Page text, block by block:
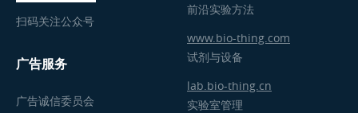
扫码关注公众号
广告服务
广告诚信委员会
前沿实验方法
www.bio-thing.com
试剂与设备
lab.bio-thing.cn
实验室管理